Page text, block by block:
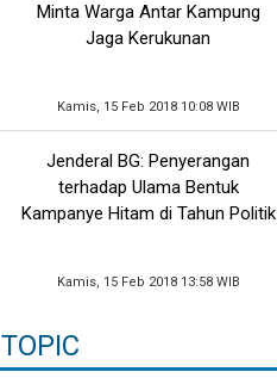
Minta Warga Antar Kampung
Jaga Kerukunan
Kamis, 15 Feb 2018 10:08 WIB
Jenderal BG: Penyerangan
terhadap Ulama Bentuk
Kampanye Hitam di Tahun Politik
Kamis, 15 Feb 2018 13:58 WIB
TOPIC